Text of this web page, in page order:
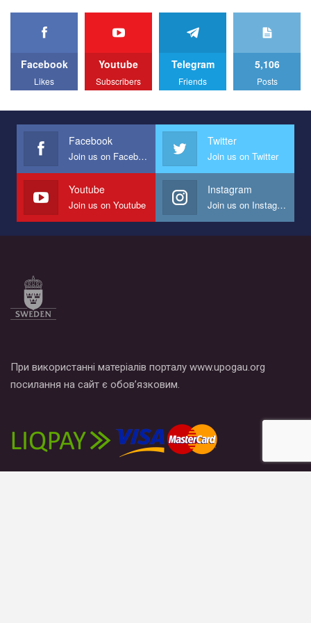
We appeal to your support and ask to help us implement our plan
All you have to do is to press "Like" below the video.
Эмоционально сильный ролик от команды "Гей-альянс
представляющий программу развития организации.
Мы просим вас поддержать нас и помочь нам реализовать
наш план по борьбе с насилием и дискриминацией на почве
СОГИ в Украине.
Все, что вам нужно сделать - это зайти на наш канал YouTube
Facebook
Likes
Youtube
Subscribers
Telegram
Friends
5,106
Posts
Facebook
Join us on Facebook
Twitter
Join us on Twitter
Youtube
Join us on Youtube
Instagram
Join us on Instagram
При використанні матеріалів порталу www.upogau.org
посилання на сайт є обов’язковим.